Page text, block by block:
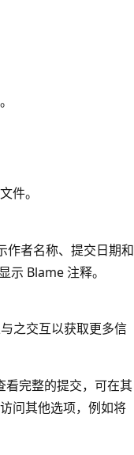
件。
作者名称、提交日期和
示 Blame 注释。
之交互以获取更多信
看完整的提交，可在其
问其他选项，例如将